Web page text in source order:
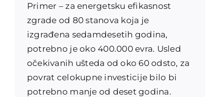
Primer – za energetsku efikasnost
zgrade od 80 stanova koja je
izgrađena sedamdesetih godina,
potrebno je oko 400.000 evra. Usled
očekivanih ušteda od oko 60 odsto, za
povrat celokupne investicije bilo bi
potrebno manje od deset godina.